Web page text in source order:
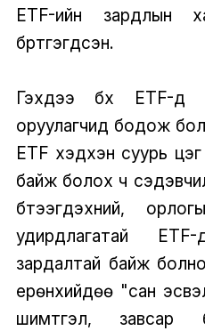
ETF-ийн зардлын
бүртгэгдсэн.
Гэхдээ бүх ETF-
оруулагчид бодож
ETF хэдхэн суурь
байж болох ч
бүтээгдэхүүний,
удирдлагатай
зардалтай байж
ерөнхийдөө "сан
шимтгэл, завсар